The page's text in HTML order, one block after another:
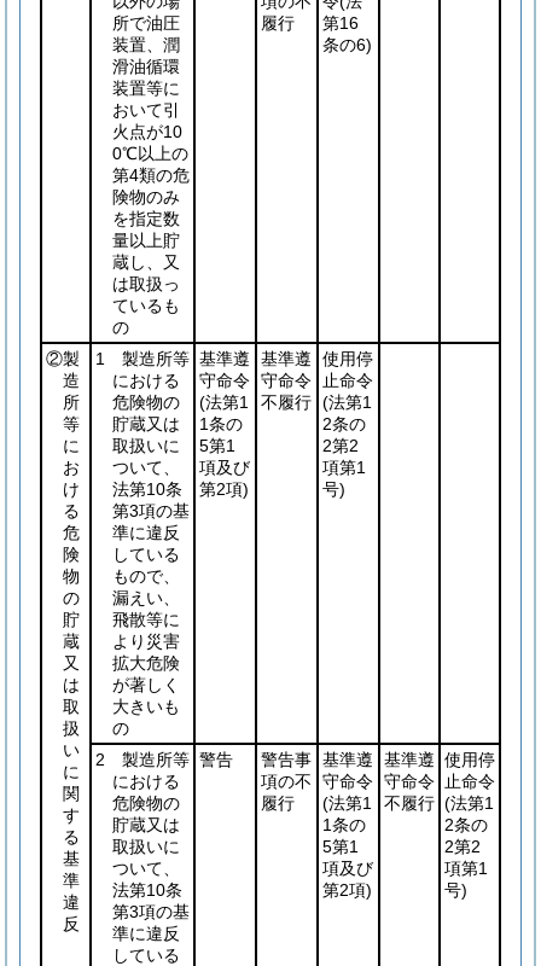
所で油圧
装置、潤
滑油循環
装置等に
おいて引
火点が10
0℃以上の
第4類の危
険物のみ
を指定数
量以上貯
蔵し、又
は取扱っ
ているも
の
履行
第16
条の6)
②製
造
所
等
に
お
け
る
危
険
物
の
貯
蔵
又
は
取
扱
い
に
関
す
る
基
準
違
反
1 製造所等
における
危険物の
貯蔵又は
取扱いに
ついて、
法第10条
第3項の基
準に違反
している
もので、
漏えい、
飛散等に
より災害
拡大危険
が著しく
大きいも
の
基準遵
守命令
(法第1
1条の
5第1
項及び
第2項)
基準遵
守命令
不履行
使用停
止命令
(法第1
2条の
2第2
項第1
号)
2 製造所等
における
危険物の
貯蔵又は
取扱いに
ついて、
法第10条
第3項の基
準に違反
している
警告
警告事
項の不
履行
基準遵
守命令
(法第1
1条の
5第1
項及び
第2項)
基準遵
守命令
不履行
使用停
止命令
(法第1
2条の
2第2
項第1
号)